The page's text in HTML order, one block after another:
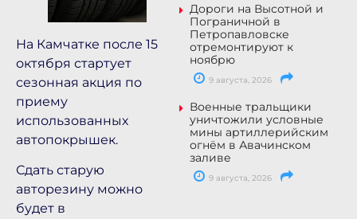
На Камчатке после 15
октября стартует
сезонная акция по
приему
использованных
автопокрышек.
Сдать старую
авторезину можно
будет в
Дороги на Высотной и
Пограничной в
Петропавловске
отремонтируют к
ноябрю
9 августа, 2026
Военные тральщики
уничтожили условные
мины артиллерийским
огнём в Авачинском
заливе
9 августа, 2026